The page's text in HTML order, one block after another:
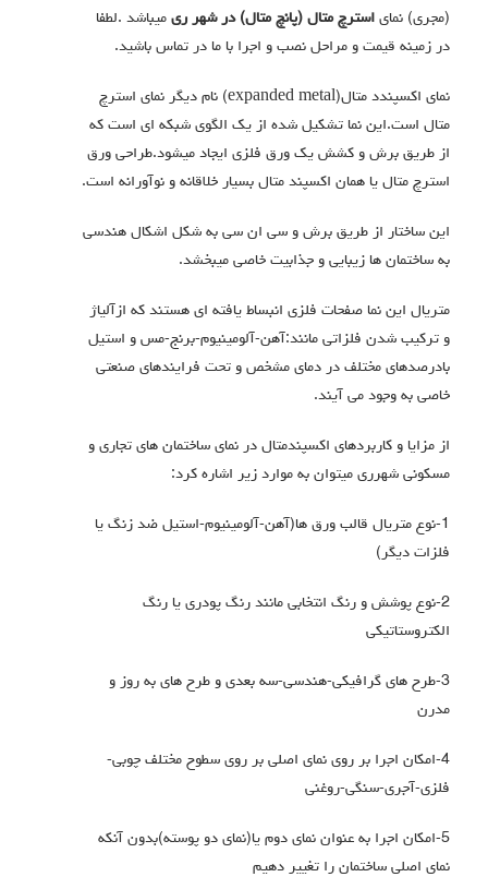
(مجری) نمای استرچ متال (پانچ متال) در شهر ری میباشد .لطفا
در زمینه قیمت و مراحل نصب و اجرا با ما در تماس باشید.
نمای اکسپندد متال(expanded metal) نام دیگر نمای استرچ
متال است.این نما تشکیل شده از یک الگوی شبکه ای است که
از طریق برش و کشش یک ورق فلزی ایجاد میشود.طراحی ورق
استرچ متال یا همان اکسپند متال بسیار خلاقانه و نوآورانه است.
این ساختار از طریق برش و سی ان سی به شکل اشکال هندسی
به ساختمان ها زیبایی و جذابیت خاصی میبخشد.
متریال این نما صفحات فلزی انبساط یافته ای هستند که ازآلیاژ
و ترکیب شدن فلزاتی مانند:آهن-آلومینیوم-برنج-مس و استیل
بادرصدهای مختلف در دمای مشخص و تحت فرایندهای صنعتی
خاصی به وجود می آیند.
از مزایا و کاربردهای اکسپندمتال در نمای ساختمان های تجاری و
مسکونی شهرری میتوان به موارد زیر اشاره کرد:
1-نوع متریال قالب ورق ها(آهن-آلومینیوم-استیل ضد زنگ یا
فلزات دیگر)
2-نوع پوشش و رنگ انتخابی مانند رنگ پودری یا رنگ
الکتروستاتیکی
3-طرح های گرافیکی-هندسی-سه بعدی و طرح های به روز و
مدرن
4-امکان اجرا بر روی نمای اصلی بر روی سطوح مختلف چوبی-
فلزی-آجری-سنگی-روغنی
5-امکان اجرا به عنوان نمای دوم یا(نمای دو پوسته)بدون آنکه
نمای اصلی ساختمان را تغییر دهیم